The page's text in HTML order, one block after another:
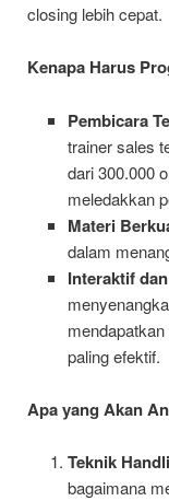
closing lebih cepat.
Kenapa Harus
Pembicara
trainer sales
dari 300.000
meledakkan
Materi
dalam
Interaktif
paling efektif.
Apa yang Akan
Teknik
bagaimana